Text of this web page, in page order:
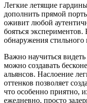
Легкие летящие
дополнить прямой
оживит любой
бояться
обнаружения стильного
Важно научиться
можно создавать
альянсов. Наслоение
оттенков позволяет
что особенно приятно,
ежедневно, просто